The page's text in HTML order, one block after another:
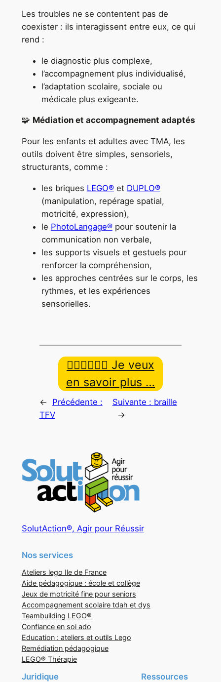
Les troubles ne se contentent pas de
coexister : ils interagissent entre eux, ce qui
rend :
le diagnostic plus complexe,
l’accompagnement plus individualisé,
l’adaptation scolaire, sociale ou
médicale plus exigeante.
🧩 Médiation et accompagnement adaptés
Pour les enfants et adultes avec TMA, les
outils doivent être simples, sensoriels,
structurants, comme :
les briques LEGO®et DUPLO®
(manipulation, repérage spatial,
motricité, expression),
le PhotoLangage®pour soutenir la
communication non verbale,
les supports visuels et gestuels pour
renforcer la compréhension,
les approches centrées sur le corps, les
rythmes, et les expériences
sensorielles.
👉🏿👉🏾👉🏼 Je veux
en savoir plus …
←
Précédente :
TFV
Suivante : braille
→
SolutAction®, Agir pour Réussir
Nos services
Ateliers lego Ile de France
Aide pédagogique : école et collège
Jeux de motricité fine pour seniors
Accompagnement scolaire tdah et dys
Teambuilding LEGO®
Confiance en soi ado
Education : ateliers et outils Lego
Remédiation pédagogique
LEGO® Thérapie
Juridique Ressources